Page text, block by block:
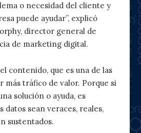
o necesidad del cliente y
puede ayudar”, explicó
director general de
de marketing digital.
contenido, que es una de las
más tráfico de valor. Porque si
solución o ayuda, es
datos sean veraces, reales,
sustentados.